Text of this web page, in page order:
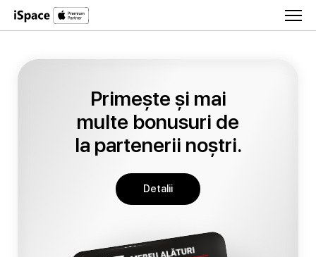
Primește și mai
multe bonusuri de
la partenerii noștri.
Detalii